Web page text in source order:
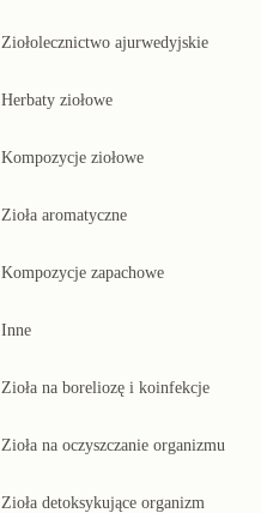
Ziołolecznictwo ajurwedyjskie
Herbaty ziołowe
Kompozycje ziołowe
Zioła aromatyczne
Kompozycje zapachowe
Inne
Zioła na boreliozę i koinfekcje
Zioła na oczyszczanie organizmu
Zioła detoksykujące organizm